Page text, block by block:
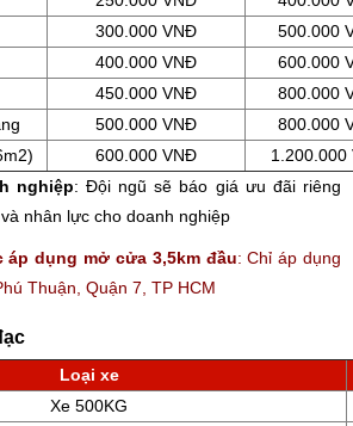
300.000 VNĐ
500.000
400.000 VNĐ
600.000
450.000 VNĐ
800.000
500.000 VNĐ
800.000
600.000 VNĐ
1.200.000
nghiệp: Đội ngũ sẽ báo giá ưu đãi riêng
nhân lực cho doanh nghiệp
dụng mở cửa 3,5km đầu: Chỉ áp dụng
Thuận, Quận 7, TP HCM
Loại xe
Xe 500KG